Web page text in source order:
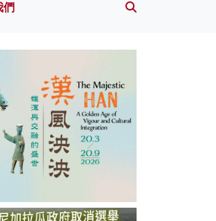
們